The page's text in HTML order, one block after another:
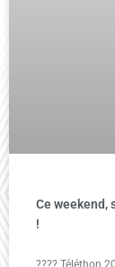
Ce weekend,
!
????️ Téléthon